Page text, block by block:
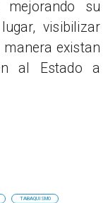
su
visibilizar
existan
al Estado a
TABAQUISMO